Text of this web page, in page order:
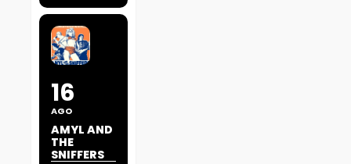
16
AGO
AMYL AND
THE
SNIFFERS